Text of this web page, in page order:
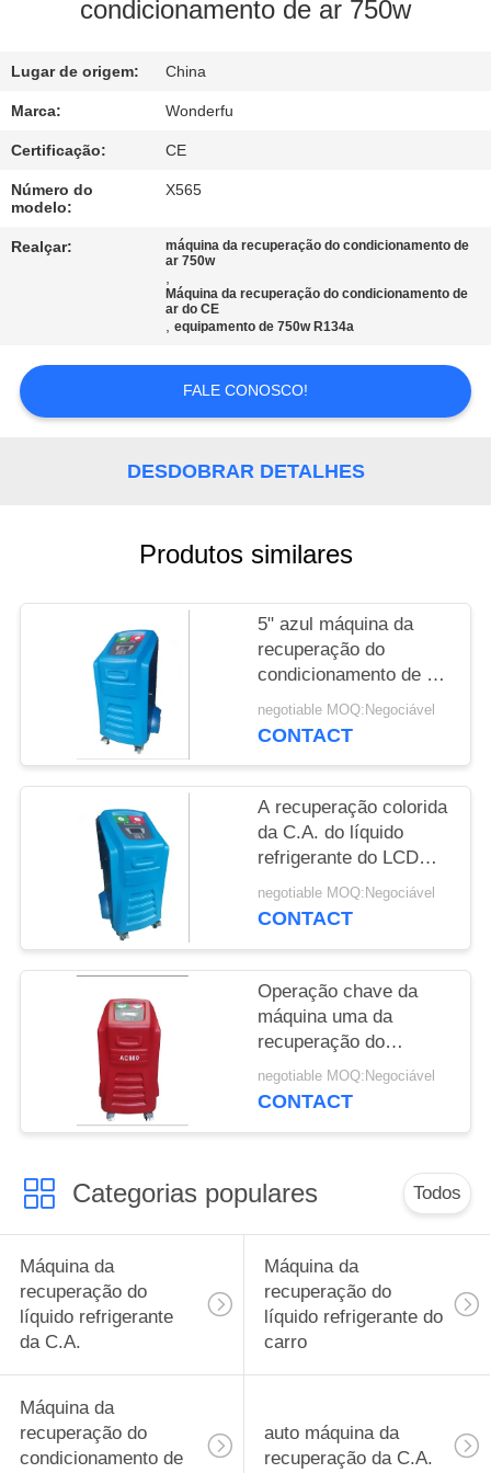
CONTROLE
QUALIDADE
CONTACTE-
NOS
PEÇA
MAPA
DO
condicionamento de ar 750w
Lugar de origem: China
Marca: Wonderfu
Certificação: CE
Número do
modelo:
X565
Realçar:
máquina da recuperação do condicionamento de
ar 750w
,
Máquina da recuperação do condicionamento de
ar do CE
,equipamento de 750w R134a
FALE CONOSCO!
DESDOBRAR DETALHES
Produtos similares
5" azul máquina da
recuperação do
condicionamento de ar
da exposição do LCD
com sistema AC660
negotiable MOQ:Negociável
CONTACT
A recuperação colorida
da C.A. do líquido
refrigerante do LCD
recarrega a máquina
para a limpeza de
negotiable MOQ:Negociável
CONTACT
Operação chave da
máquina uma da
recuperação do
condicionamento de ar
do veículo 1,8 CFM
negotiable MOQ:Negociável
CONTACT
Categorias populares Todos
Máquina da
recuperação do
líquido refrigerante
da C.A.
Máquina da
recuperação do
líquido refrigerante do
carro
Máquina da
recuperação do
condicionamento de
auto máquina da
recuperação da C.A.